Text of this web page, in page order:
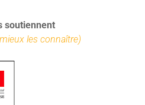
soutiennent
les connaître)